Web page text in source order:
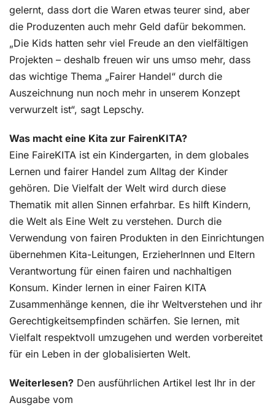
gelernt, dass dort die Waren etwas teurer sind, aber
die Produzenten auch mehr Geld dafür bekommen.
„Die Kids hatten sehr viel Freude an den vielfältigen
Projekten – deshalb freuen wir uns umso mehr, dass
das wichtige Thema „Fairer Handel“ durch die
Auszeichnung nun noch mehr in unserem Konzept
verwurzelt ist“, sagt Lepschy.
Was macht eine Kita zur FairenKITA?
Eine FaireKITA ist ein Kindergarten, in dem globales
Lernen und fairer Handel zum Alltag der Kinder
gehören. Die Vielfalt der Welt wird durch diese
Thematik mit allen Sinnen erfahrbar. Es hilft Kindern,
die Welt als Eine Welt zu verstehen. Durch die
Verwendung von fairen Produkten in den Einrichtungen
übernehmen Kita-Leitungen, ErzieherInnen und Eltern
Verantwortung für einen fairen und nachhaltigen
Konsum. Kinder lernen in einer Fairen KITA
Zusammenhänge kennen, die ihr Weltverstehen und ihr
Gerechtigkeitsempfinden schärfen. Sie lernen, mit
Vielfalt respektvoll umzugehen und werden vorbereitet
für ein Leben in der globalisierten Welt.
Weiterlesen? Den ausführlichen Artikel lest Ihr in der
Ausgabe vom